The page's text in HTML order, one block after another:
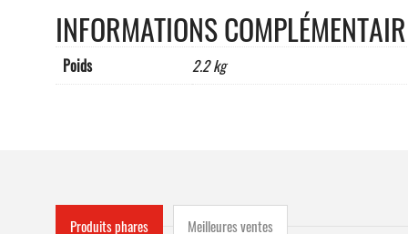
INFORMATIONS
Poids 2.2 kg
Produits phares Meilleures ventes